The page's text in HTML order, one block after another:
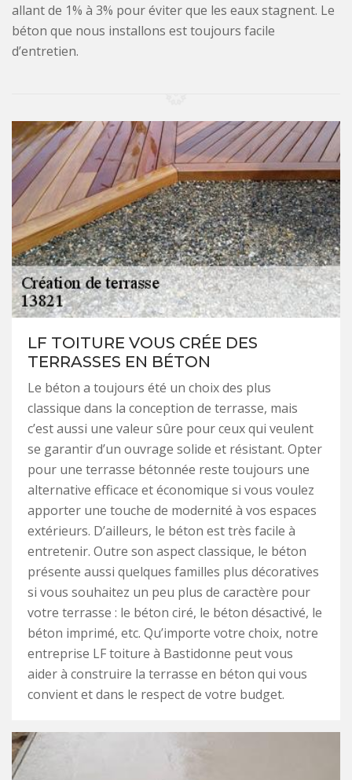
allant de 1% à 3% pour éviter que les eaux stagnent. Le
béton que nous installons est toujours facile
d’entretien.
LF TOITURE VOUS CRÉE DES
TERRASSES EN BÉTON
Le béton a toujours été un choix des plus
classique dans la conception de terrasse, mais
c’est aussi une valeur sûre pour ceux qui veulent
se garantir d’un ouvrage solide et résistant. Opter
pour une terrasse bétonnée reste toujours une
alternative efficace et économique si vous voulez
apporter une touche de modernité à vos espaces
extérieurs. D’ailleurs, le béton est très facile à
entretenir. Outre son aspect classique, le béton
présente aussi quelques familles plus décoratives
si vous souhaitez un peu plus de caractère pour
votre terrasse : le béton ciré, le béton désactivé, le
béton imprimé, etc. Qu’importe votre choix, notre
entreprise LF toiture à Bastidonne peut vous
aider à construire la terrasse en béton qui vous
convient et dans le respect de votre budget.